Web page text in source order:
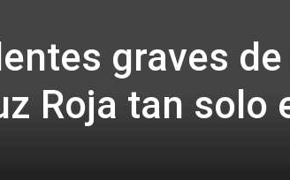
graves
Roja tan solo